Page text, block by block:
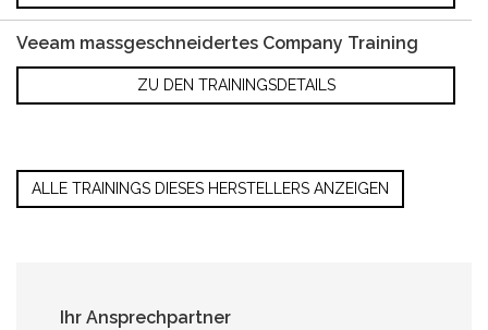
Veeam massgeschneidertes Company Training
ZU DEN TRAININGSDETAILS
ALLE TRAININGS DIESES HERSTELLERS ANZEIGEN
Ihr Ansprechpartner